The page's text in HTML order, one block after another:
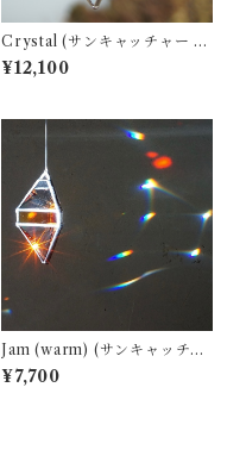
Crystal (サンキャッチャー ・
ウォータープリズム)
¥12,100
Jam (warm) (サンキャッチャ
ー ・ ウォータープリズム)
¥7,700